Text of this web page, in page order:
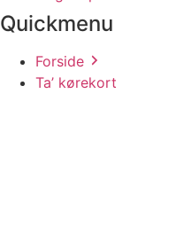
Quickmenu
Forside
Ta’ kørekort